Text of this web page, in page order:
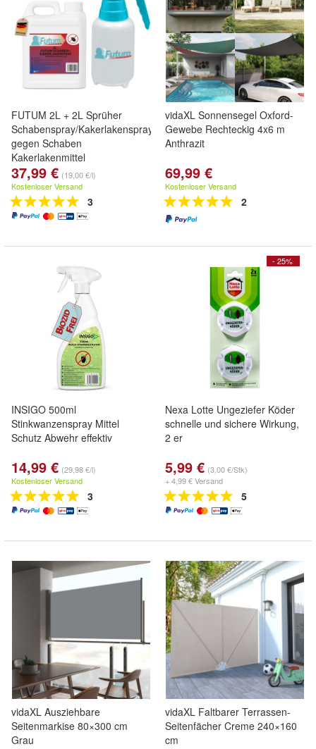
FUTUM 2L + 2L Sprüher
Schabenspray/Kakerlakenspray
gegen Schaben
Kakerlakenmittel
37,99 € (19,00 €/l)
Kostenloser Versand
3
vidaXL Sonnensegel Oxford-
Gewebe Rechteckig 4x6 m
Anthrazit
69,99 €
Kostenloser Versand
2
INSIGO 500ml
Stinkwanzenspray Mittel
Schutz Abwehr effektiv
14,99 € (29,98 €/l)
Kostenloser Versand
3
- 25%
Nexa Lotte Ungeziefer Köder
schnelle und sichere Wirkung,
2 er
5,99 € (3,00 €/Stk)
+ 4,99 € Versand
5
vidaXL Ausziehbare
Seitenmarkise 80×300 cm
Grau
vidaXL Faltbarer Terrassen-
Seitenfächer Creme 240×160
cm